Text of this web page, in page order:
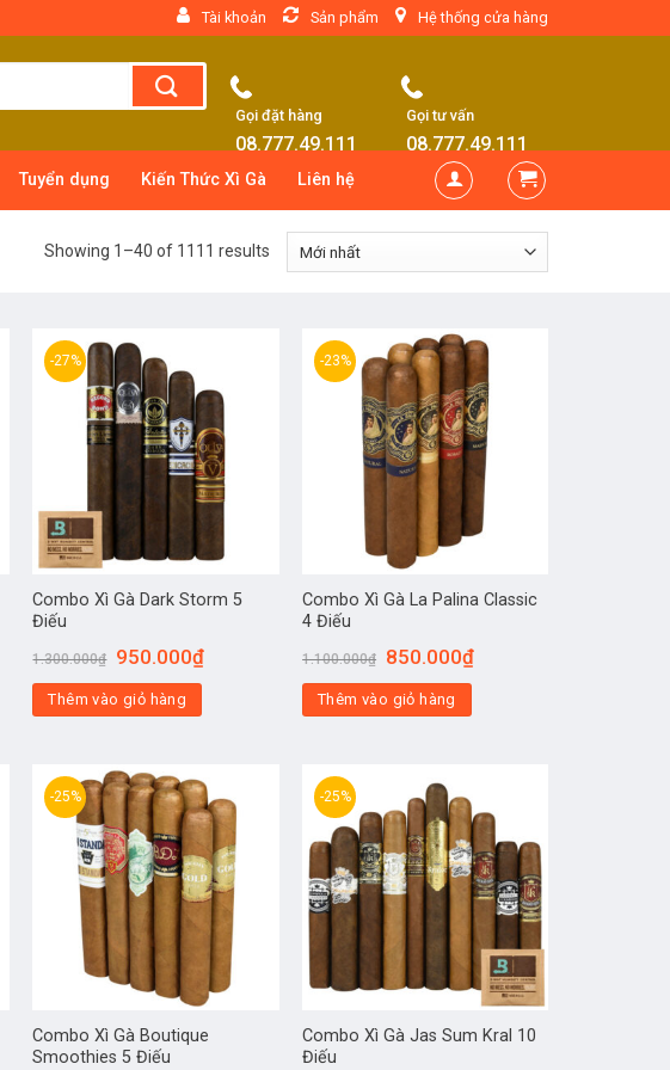
Tài khoản Sản phẩm Hệ thống cửa hàng
Gọi đặt hàng
08.777.49.111
Gọi tư vấn
08.777.49.111
Tuyển dụng Kiến Thức Xì Gà Liên hệ
Showing 1–40 of 1111 results
-27%
Combo Xì Gà Dark Storm 5
Điếu
1.300.000₫ 950.000₫
Thêm vào giỏ hàng
-23%
Combo Xì Gà La Palina Classic
4 Điếu
1.100.000₫ 850.000₫
Thêm vào giỏ hàng
-25%
Combo Xì Gà Boutique
Smoothies 5 Điếu
-25%
Combo Xì Gà Jas Sum Kral 10
Điếu